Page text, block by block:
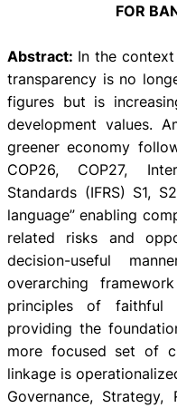
FOR
Abstract: In the
transparency is no
figures but is
development values.
greener economy
COP26, COP27,
Standards (IFRS) S1,
language” enabling
related risks and
decision-useful
overarching
principles of faithful
providing the
more focused set of
linkage is
Governance, Strategy,